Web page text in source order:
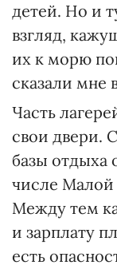
детей. Но и
взгляд,
их к морю
сказали мне
Часть
свои двери.
базы отдыха
числе Малой
Между тем
и зарплату
есть